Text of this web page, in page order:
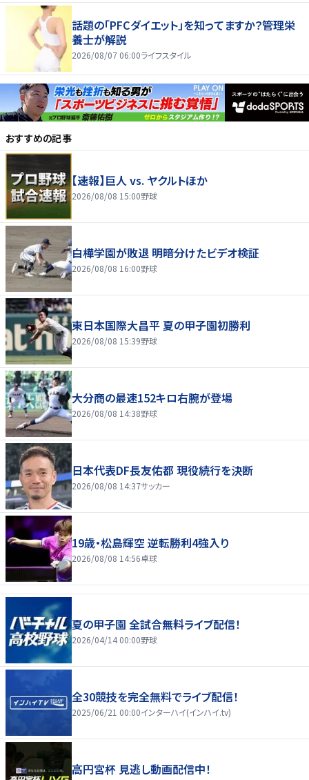
話題の「PFCダイエット」を知ってますか？管理栄
養士が解説
2026/08/07 06:00ライフスタイル
おすすめの記事
【速報】巨人 vs. ヤクルトほか
2026/08/08 15:00野球
白樺学園が敗退 明暗分けたビデオ検証
2026/08/08 16:00野球
東日本国際大昌平 夏の甲子園初勝利
2026/08/08 15:39野球
大分商の最速152キロ右腕が登場
2026/08/08 14:38野球
日本代表DF長友佑都 現役続行を決断
2026/08/08 14:37サッカー
19歳・松島輝空 逆転勝利4強入り
2026/08/08 14:56卓球
夏の甲子園 全試合無料ライブ配信！
2026/04/14 00:00野球
全30競技を完全無料でライブ配信！
2025/06/21 00:00インターハイ(インハイ.tv)
高円宮杯 見逃し動画配信中！